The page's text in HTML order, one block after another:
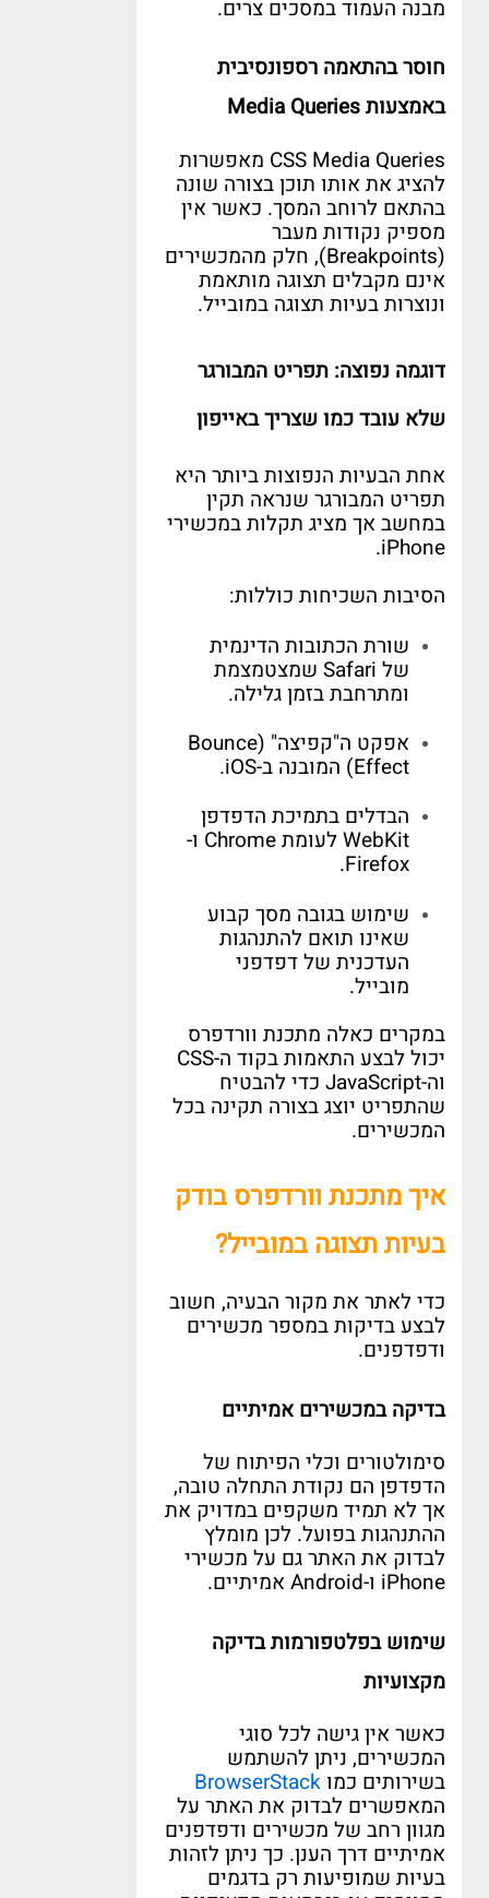
מבנה העמוד במסכים צרים.
חוסר בהתאמה רספונסיבית
באמצעותMedia Queries
CSS Media Queries מאפשרות
להציג את אותו תוכן בצורה שונה
בהתאם לרוחב המסך. כאשר אין
מספיק נקודות מעבר
(Breakpoints), חלק מהמכשירים
אינם מקבלים תצוגה מותאמת
ונוצרות בעיות תצוגה במובייל.
דוגמה נפוצה: תפריט המבורגר
שלא עובד כמו שצריך באייפון
אחת הבעיות הנפוצות ביותר היא
תפריט המבורגר שנראה תקין
במחשב אך מציג תקלות במכשירי
iPhone.
הסיבות השכיחות כוללות:
שורת הכתובות הדינמית
של Safari שמצטמצמת
ומתרחבת בזמן גלילה.
אפקט ה"קפיצה " (Bounce
Effect) המובנה ב-iOS.
הבדלים בתמיכת הדפדפן
WebKit לעומתChrome ו-
Firefox.
שימוש בגובה מסך קבוע
שאינו תואם להתנהגות
העדכנית של דפדפני
מובייל.
במקרים כאלה מתכנת וורדפרס
יכול לבצע התאמות בקוד ה-CSS
וה-JavaScript כדי להבטיח
שהתפריט יוצג בצורה תקינה בכל
המכשירים.
איך מתכנת וורדפרס בודק
בעיות תצוגה במובייל?
כדי לאתר את מקור הבעיה, חשוב
לבצע בדיקות במספר מכשירים
ודפדפנים.
בדיקה במכשירים אמיתיים
סימולטורים וכלי הפיתוח של
הדפדפן הם נקודת התחלה טובה,
אך לא תמיד משקפים במדויק את
ההתנהגות בפועל. לכן מומלץ
לבדוק את האתר גם על מכשירי
iPhone ו-Android אמיתיים.
שימוש בפלטפורמות בדיקה
מקצועיות
כאשר אין גישה לכל סוגי
המכשירים, ניתן להשתמש
בשירותים כמו BrowserStack
המאפשרים לבדוק את האתר על
מגוון רחב של מכשירים ודפדפנים
אמיתיים דרך הענן. כך ניתן לזהות
בעיות שמופיעות רק בדגמים